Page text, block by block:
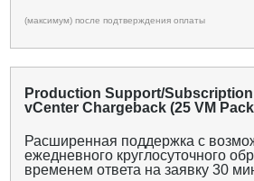
(максимум) после подтверждения оплаты
Production Support/
vCenter Chargeback (25 VM
Расширенная поддержка с
ежедневного круглосуточного
временем ответа на заявку 30